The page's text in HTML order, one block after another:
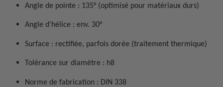
Angle de pointe : 135° (optimisé pour matériaux durs)
Angle d’hélice : env. 30°
Surface : rectifiée, parfois dorée (traitement thermique)
Tolérance sur diamètre : h8
Norme de fabrication : DIN 338